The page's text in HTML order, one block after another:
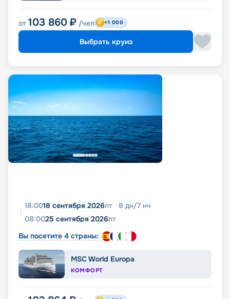
от 103 860 ₽ /чел +1 000
Выбрать круиз
18:0018 сентября 2026пт 8 дн/7 нч
08:0025 сентября 2026пт
Вы посетите 4 страны:
MSC World Europa
КОМФОРТ